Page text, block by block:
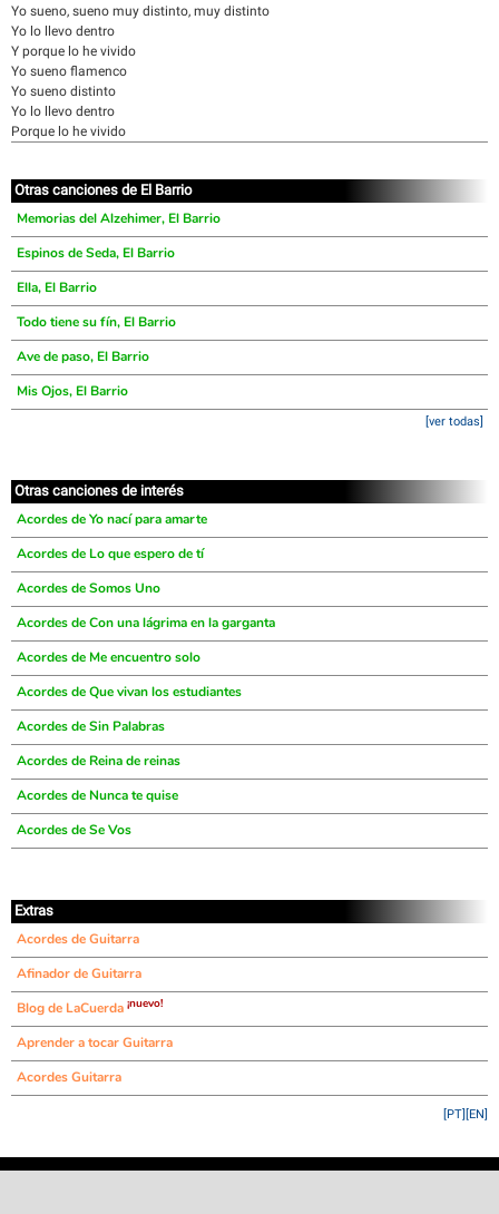
Yo sueno, sueno muy distinto, muy distinto
Yo lo llevo dentro
Y porque lo he vivido
Yo sueno flamenco
Yo sueno distinto
Yo lo llevo dentro
Porque lo he vivido
Otras canciones de El Barrio
Memorias del Alzehimer, El Barrio
Espinos de Seda, El Barrio
Ella, El Barrio
Todo tiene su fín, El Barrio
Ave de paso, El Barrio
Mis Ojos, El Barrio
[ver todas]
Otras canciones de interés
Acordes de Yo nací para amarte
Acordes de Lo que espero de tí
Acordes de Somos Uno
Acordes de Con una lágrima en la garganta
Acordes de Me encuentro solo
Acordes de Que vivan los estudiantes
Acordes de Sin Palabras
Acordes de Reina de reinas
Acordes de Nunca te quise
Acordes de Se Vos
Extras
Acordes de Guitarra
Afinador de Guitarra
Blog de LaCuerda ¡nuevo!
Aprender a tocar Guitarra
Acordes Guitarra
[EN]
[PT]